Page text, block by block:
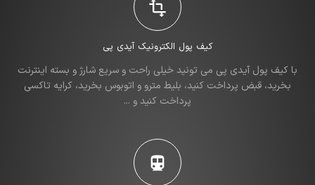
کیف پول الکترونیک آیدی پی
با کیف پول آیدی پی می تونید خیلی راحت و سریع شارژ و بسته اینترنت
بخرید، قبض پرداخت کنید، بلیط مترو و اتوبوس بخرید، کرایه تاکسی
پرداخت کنید و ...